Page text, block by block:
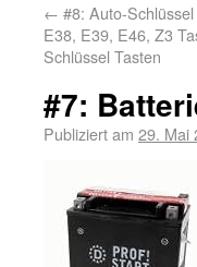
← #8: Auto-
E38, E39, E46, Z3
Schlüssel Tasten
#7:
Publiziert am 29. Mai